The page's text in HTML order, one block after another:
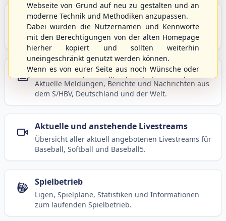
Unser Sport
Grundlagen und Hintergründe zu Baseball, Softball
und Baseball5.
Berichte und Neuigkeiten
Aktuelle Meldungen, Berichte und Nachrichten aus
dem S/HBV, Deutschland und der Welt.
Aktuelle und anstehende Livestreams
Übersicht aller aktuell angebotenen Livestreams für
Baseball, Softball und Baseball5.
Spielbetrieb
Ligen, Spielpläne, Statistiken und Informationen
zum laufenden Spielbetrieb.
Webseite von Grund auf neu zu gestalten und an
moderne Technik und Methodiken anzupassen.
Dabei wurden die Nutzernamen und Kennworte
mit den Berechtigungen von der alten Homepage
hierher kopiert und sollten weiterhin
uneingeschränkt genutzt werden können.
Wenn es von eurer Seite aus noch Wünsche oder
Anregungen geben sollte, könnt ihr uns diese
gerne an die Verbandsadresseinfo@shbvnet.de